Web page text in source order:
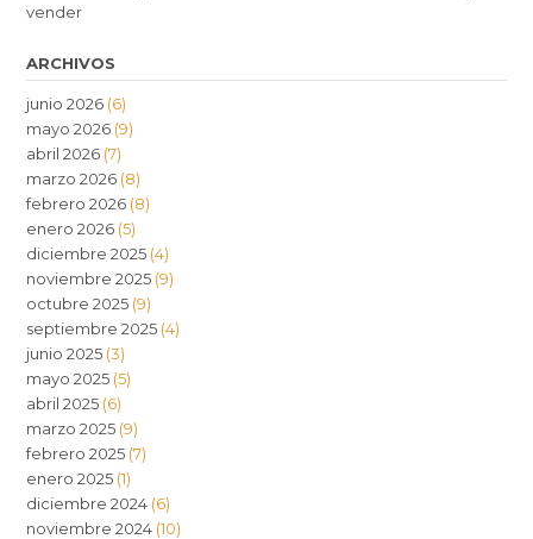
vender
ARCHIVOS
junio 2026 (6)
mayo 2026 (9)
abril 2026 (7)
marzo 2026 (8)
febrero 2026 (8)
enero 2026 (5)
diciembre 2025 (4)
noviembre 2025 (9)
octubre 2025 (9)
septiembre 2025 (4)
junio 2025 (3)
mayo 2025 (5)
abril 2025 (6)
marzo 2025 (9)
febrero 2025 (7)
enero 2025 (1)
diciembre 2024 (6)
noviembre 2024 (10)